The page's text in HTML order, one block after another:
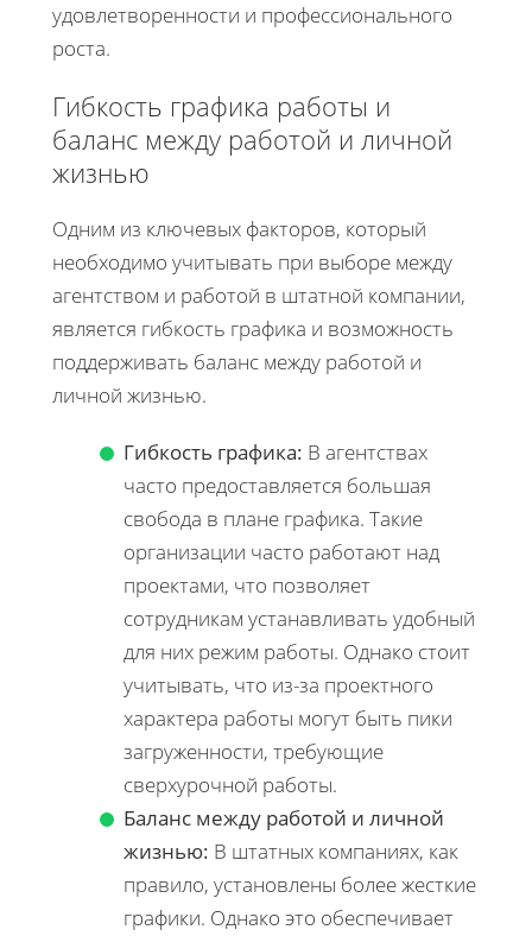
удовлетворенности и профессионального
роста.
Гибкость графика работы и
баланс между работой и личной
жизнью
Одним из ключевых факторов, который
необходимо учитывать при выборе между
агентством и работой в штатной компании,
является гибкость графика и возможность
поддерживать баланс между работой и
личной жизнью.
Гибкость графика: В агентствах
часто предоставляется большая
свобода в плане графика. Такие
организации часто работают над
проектами, что позволяет
сотрудникам устанавливать удобный
для них режим работы. Однако стоит
учитывать, что из-за проектного
характера работы могут быть пики
загруженности, требующие
сверхурочной работы.
Баланс между работой и личной
жизнью: В штатных компаниях, как
правило, установлены более жесткие
графики. Однако это обеспечивает